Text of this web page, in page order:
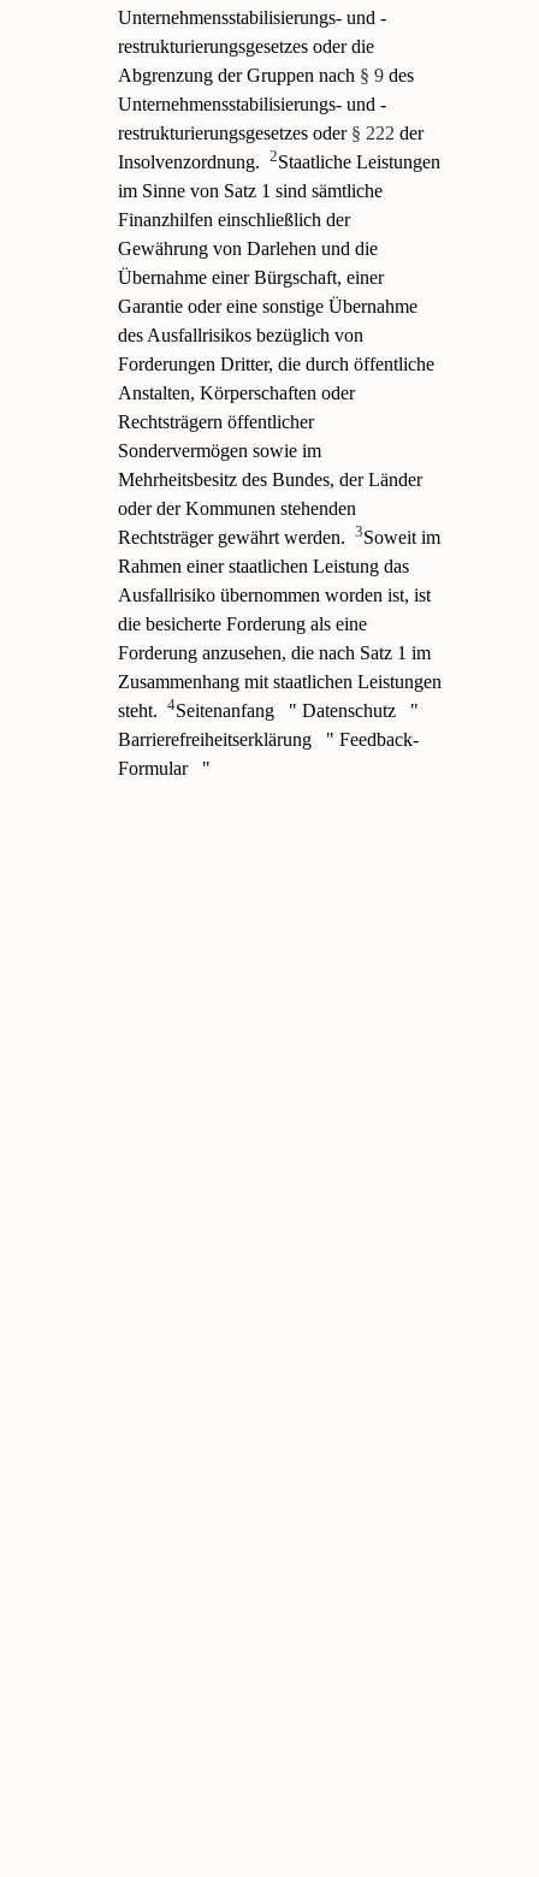
Unternehmensstabilisierungs- und -
restrukturierungsgesetzes oder die
Abgrenzung der Gruppen nach § 9 des
Unternehmensstabilisierungs- und -
restrukturierungsgesetzes oder § 222 der
Insolvenzordnung.
2Staatliche Leistungen
im Sinne von Satz 1 sind sämtliche
Finanzhilfen einschließlich der
Gewährung von Darlehen und die
Übernahme einer Bürgschaft, einer
Garantie oder eine sonstige Übernahme
des Ausfallrisikos bezüglich von
Forderungen Dritter, die durch öffentliche
Anstalten, Körperschaften oder
Rechtsträgern öffentlicher
Sondervermögen sowie im
Mehrheitsbesitz des Bundes, der Länder
oder der Kommunen stehenden
Rechtsträger gewährt werden.
3Soweit im
Rahmen einer staatlichen Leistung das
Ausfallrisiko übernommen worden ist, ist
die besicherte Forderung als eine
Forderung anzusehen, die nach Satz 1 im
Zusammenhang mit staatlichen Leistungen
steht.
4Seitenanfang " Datenschutz
"
Barrierefreiheitserklärung
" Feedback-
Formular
"